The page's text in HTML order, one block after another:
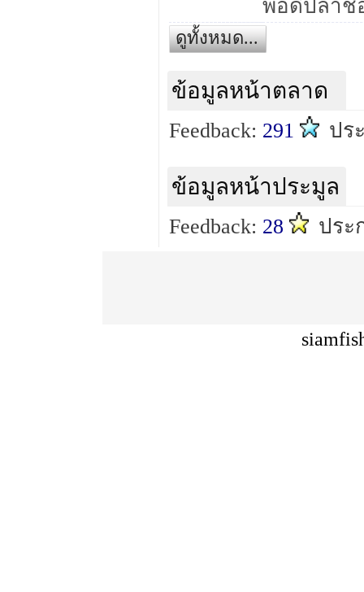
ดูทั้งหมด...
ข้อมูลหน้าตลาด
Feedback: 291 ปร
ข้อมูลหน้าประมูล
Feedback: 28 ปร